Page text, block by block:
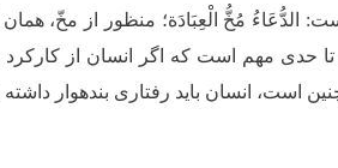
الدُّعَاءُ مُخُّ الْعِبَادَة؛ منظور از مخّ،
حدی مهم است که اگر انسان از کارکرد
است، انسان باید رفتاری بنده‏وار داشته